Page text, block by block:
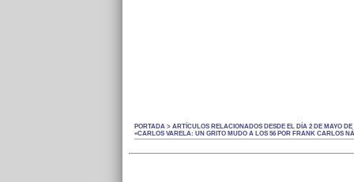
PORTADA > ARTÍCULOS RELACIONADOS DESDE EL DÍA 2 DE MAYO DE
«CARLOS VARELA: UN GRITO MUDO A LOS 56 POR FRANK CARLOS